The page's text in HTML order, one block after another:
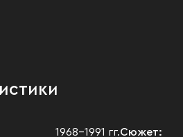
1968-1991 гг.Сюжет: